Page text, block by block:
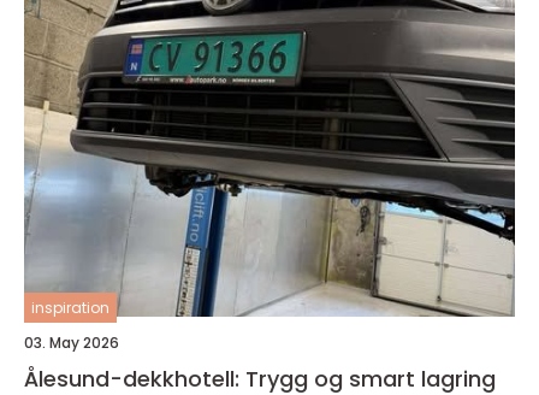
inspiration
03. May 2026
Ålesund-dekkhotell: Trygg og smart lagring